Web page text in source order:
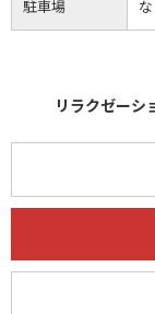
駐車場
リラクゼー